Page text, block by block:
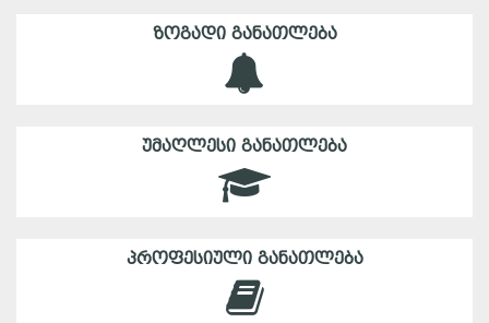
ᲖᲝᲒᲐᲓᲘ ᲒᲐᲜᲐᲗᲚᲔᲑᲐ
ᲣᲛᲐᲦᲚᲔᲡᲘ ᲒᲐᲜᲐᲗᲚᲔᲑᲐ
ᲞᲠᲝᲤᲔᲡᲘᲣᲚᲘ ᲒᲐᲜᲐᲗᲚᲔᲑᲐ